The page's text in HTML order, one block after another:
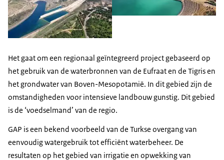
Het gaat om een regionaal geïntegreerd project gebaseerd op
het gebruik van de waterbronnen van de Eufraat en de Tigris en
het grondwater van Boven-Mesopotamië. In dit gebied zijn de
omstandigheden voor intensieve landbouw gunstig. Dit gebied
is de ‘voedselmand’ van de regio.
GAP is een bekend voorbeeld van de Turkse overgang van
eenvoudig watergebruik tot efficiënt waterbeheer. De
resultaten op het gebied van irrigatie en opwekking van